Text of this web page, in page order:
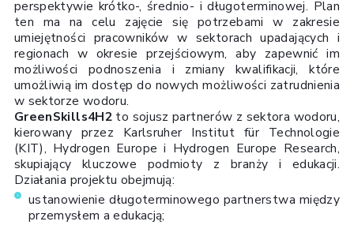
perspektywie krótko-, średnio- i długoterminowej. Plan
ten ma na celu zajęcie się potrzebami w zakresie
umiejętności pracowników w sektorach upadających i
regionach w okresie przejściowym, aby zapewnić im
możliwości podnoszenia i zmiany kwalifikacji, które
umożliwią im dostęp do nowych możliwości zatrudnienia
w sektorze wodoru.
GreenSkills4H2to sojusz partnerów z sektora wodoru,
kierowany przez Karlsruher Institut für Technologie
(KIT), Hydrogen Europe i Hydrogen Europe Research,
skupiający kluczowe podmioty z branży i edukacji.
Działania projektu obejmują:
ustanowienie długoterminowego partnerstwa między
przemysłem a edukacją;